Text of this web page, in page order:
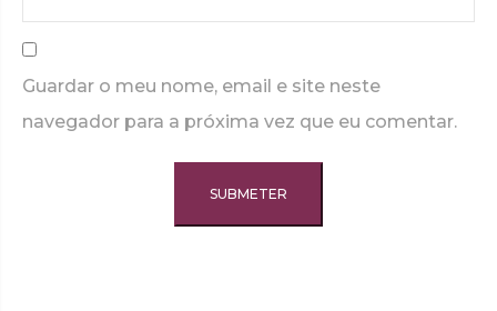
Guardar o meu nome, email e site neste
navegador para a próxima vez que eu comentar.